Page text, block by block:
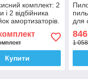
комплект: 2
і 2 відбійника
амортизаторів.
Купити
для
846
1